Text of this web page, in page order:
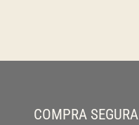
COMPRA SEGURA